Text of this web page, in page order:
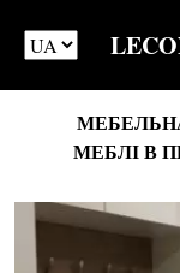
МЕБЛІ В